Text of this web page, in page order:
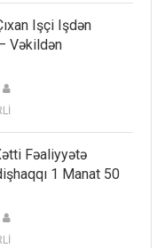
Işçi Işdən
Vəkildən
Fəaliyyətə
1 Manat 50